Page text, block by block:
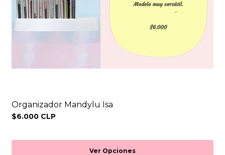
Organizador Mandylu Isa
$6.000 CLP
Ver Opciones